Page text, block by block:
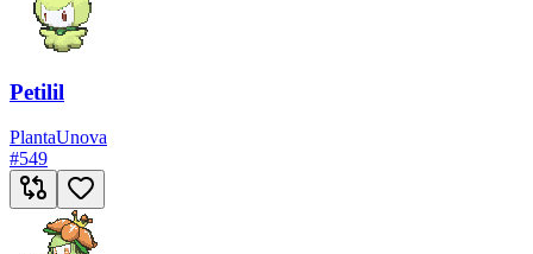
Petilil
PlantaUnova
#549